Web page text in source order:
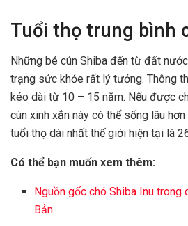
Tuổi thọ trung bình
Những bé cún Shiba đến từ đất
trạng sức khỏe rất lý tưởng. Thông
kéo dài từ 10 – 15 năm. Nếu được
cún xinh xắn này có thể sống lâu
tuổi thọ dài nhất thế giới hiện tại là
Có thể bạn muốn xem thêm:
Nguồn gốc chó Shiba Inu
Bản